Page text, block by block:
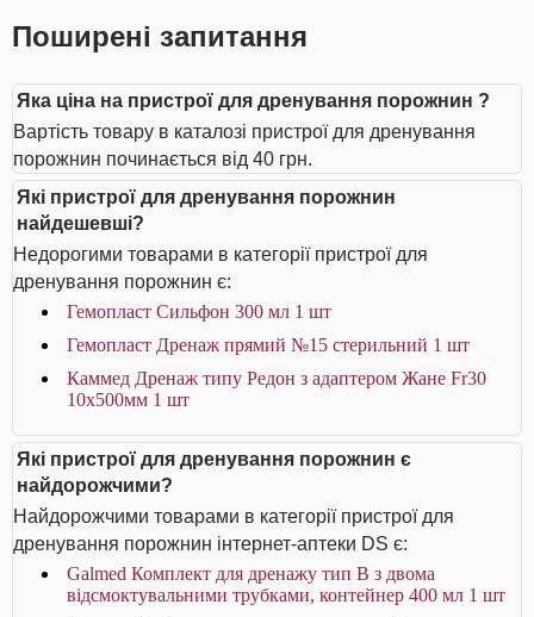
Поширені запитання
Яка ціна на пристрої для дренування порожнин ?
Вартість товару в каталозі пристрої для дренування
порожнин починається від 40 грн.
Які пристрої для дренування порожнин
найдешевші?
Недорогими товарами в категорії пристрої для
дренування порожнин є:
Гемопласт Сильфон 300 мл 1 шт
Гемопласт Дренаж прямий №15 стерильний 1 шт
Каммед Дренаж типу Редон з адаптером Жане Fr30
10x500мм 1 шт
Які пристрої для дренування порожнин є
найдорожчими?
Найдорожчими товарами в категорії пристрої для
дренування порожнин інтернет-аптеки DS є:
Galmed Комплект для дренажу тип В з двома
відсмоктувальними трубками, контейнер 400 мл 1 шт